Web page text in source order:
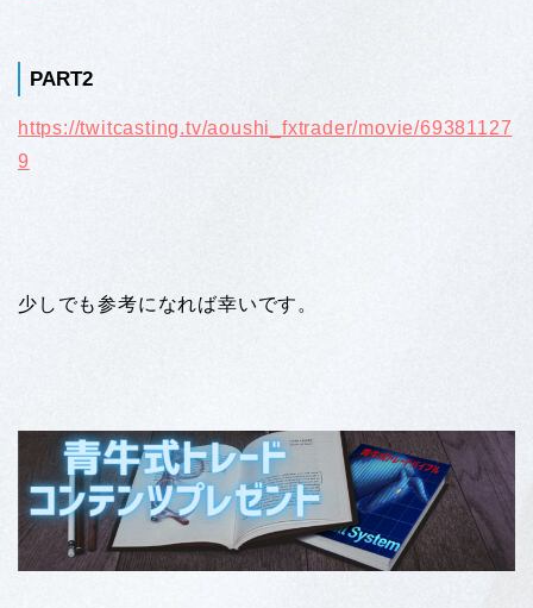
PART2
https://twitcasting.tv/aoushi_fxtrader/movie/69381127
9
少しでも参考になれば幸いです。